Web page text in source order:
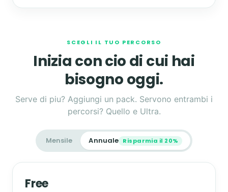
SCEGLI IL TUO PERCORSO
Inizia con cio di cui hai
bisogno oggi.
Serve di piu? Aggiungi un pack. Servono entrambi i
percorsi? Quello e Ultra.
Mensile Annuale Risparmia il 20%
Free